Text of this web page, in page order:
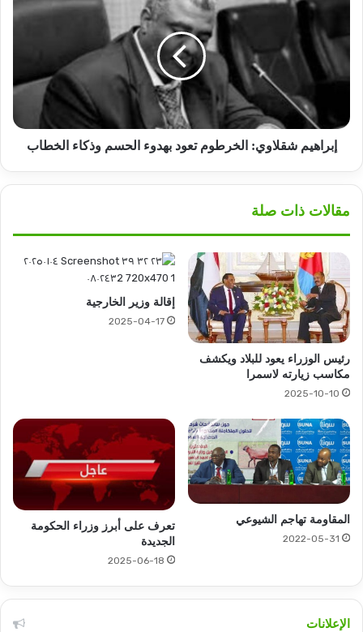
شقلاوي:
تعود
بهدوء
الحسم
إبراهيم شقلاوي: الخرطوم تعود بهدوء الحسم وذكاء الخطاب
مقالات ذات صلة
رئيس الوزراء يعود للبلاد ويكشف
مكاسب زيارته لاسمرا
2025-10-10
إقالة وزير الخارجية
2025-04-17
المقاومة تهاجم الشيوعي
2022-05-31
تعرف على أبرز وزراء الحكومة
الجديدة
2025-06-18
الإعلانات